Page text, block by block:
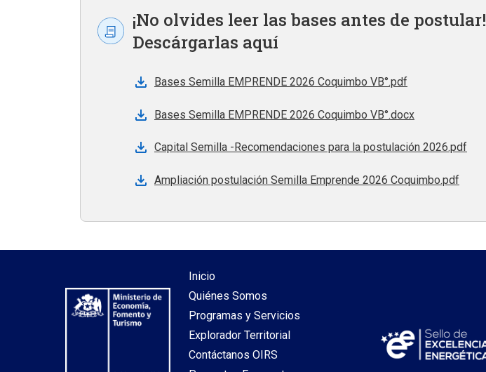
¡No olvides leer las bases antes de postular!
Descárgarlas aquí
Bases Semilla EMPRENDE 2026 Coquimbo VB°.pdf
Bases Semilla EMPRENDE 2026 Coquimbo VB°.docx
Capital Semilla -Recomendaciones para la postulación 2026.pdf
Ampliación postulación Semilla Emprende 2026 Coquimbo.pdf
Inicio
Quiénes Somos
Programas y Servicios
Explorador Territorial
Contáctanos OIRS